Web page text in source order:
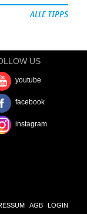
ALLE TIPPS
US
youtube
facebook
instagram
AGB LOGIN